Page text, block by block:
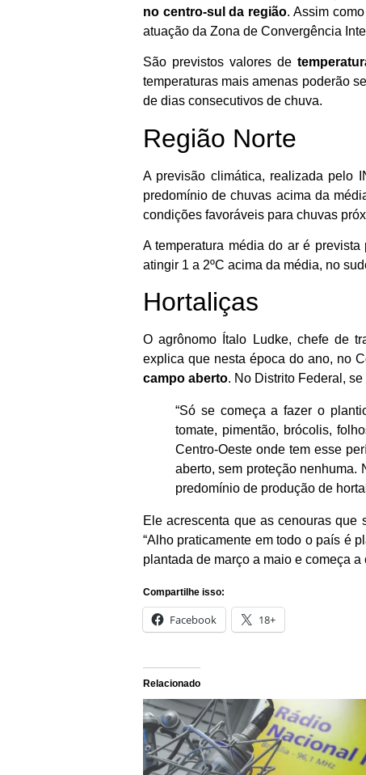
no centro-sul da região. Assim
atuação da Zona de Convergência
São previstos valores de
temperaturas mais amenas poderão
de dias consecutivos de chuva.
Região Norte
A previsão climática, realizada pelo
predomínio de chuvas acima da
condições favoráveis para chuvas
A temperatura média do ar é
atingir 1 a 2ºC acima da média, no
Hortaliças
O agrônomo Ítalo Ludke, chefe de
explica que nesta época do ano, no
campo aberto. No Distrito Federal,
“Só se começa a fazer o
tomate, pimentão, brócolis,
Centro-Oeste onde tem esse
aberto, sem proteção nenhuma.
predomínio de produção de
Ele acrescenta que as cenouras que
“Alho praticamente em todo o país é
plantada de março a maio e começa a
Compartilhe isso:
Facebook 18+
Relacionado